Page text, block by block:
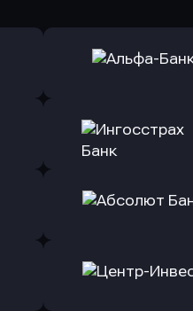
Оправить
в Альфа-Банк
Оправить
Оправить